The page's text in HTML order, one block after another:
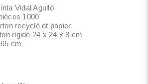
Vidal Agulló
1000
recyclé et papier
rigide 24 x 24 x 8 cm
cm